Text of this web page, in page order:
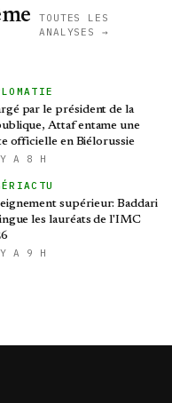
TOUTES LES
ANALYSES →
par le président de la
Attaf entame une
officielle en Biélorussie
A 8 H
supérieur: Baddari
les lauréats de l'IMC
A 9 H